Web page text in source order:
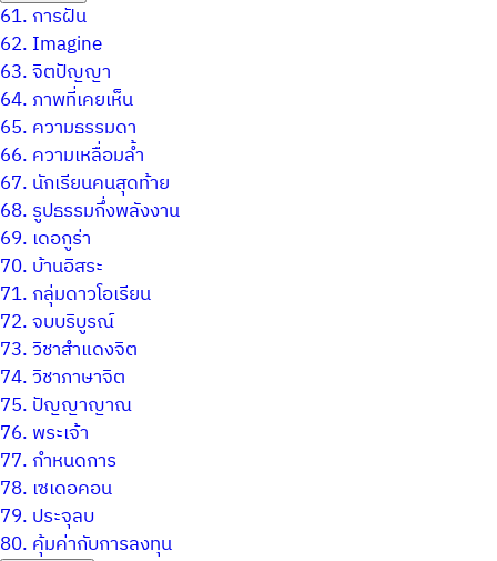
61. การฝัน
62. Imagine
63.จิตปัญญา
64. ภาพที่เคยเห็น
65. ความธรรมดา
66. ความเหลื่อมล้ำ
67. นักเรียนคนสุดท้าย
68. รูปธรรมกึ่งพลังงาน
69. เดอกูร่า
70. บ้านอิสระ
71. กลุ่มดาวโอเรียน
72.จบบริบูรณ์
73.วิชาสำแดงจิต
74.วิชาภาษาจิต
75. ปัญญาญาณ
76. พระเจ้า
77. กำหนดการ
78. เซเดอคอน
79. ประจุลบ
80. คุ้มค่ากับการลงทุน